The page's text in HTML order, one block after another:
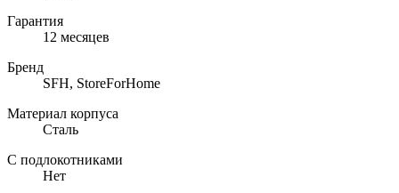
Гарантия
12 месяцев
Бренд
SFH, StoreForHome
Материал корпуса
Сталь
С подлокотниками
Нет